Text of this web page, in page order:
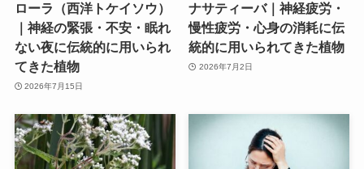
ローラ（西洋トケイソウ）
｜神経の緊張・不安・眠れ
ない夜に伝統的に用いられ
てきた植物
2026年7月15日
ナサティーバ｜神経疲労・
慢性疲労・心身の消耗に伝
統的に用いられてきた植物
2026年7月2日